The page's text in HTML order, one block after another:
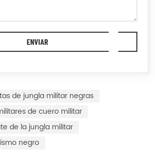
de jungla militar negras
de cuero militar
de la jungla militar
negro